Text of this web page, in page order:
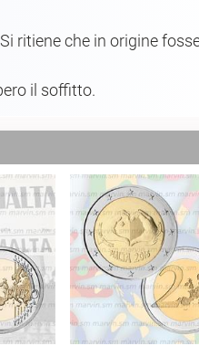
ritiene che in origine
il soffitto.